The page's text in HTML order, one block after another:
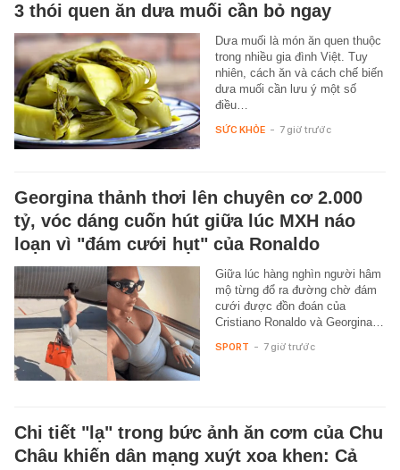
3 thói quen ăn dưa muối cần bỏ ngay
Dưa muối là món ăn quen thuộc
trong nhiều gia đình Việt. Tuy
nhiên, cách ăn và cách chế biến
dưa muối cần lưu ý một số
điều…
SỨC KHỎE - 7 giờ trước
Georgina thảnh thơi lên chuyên cơ 2.000
tỷ, vóc dáng cuốn hút giữa lúc MXH náo
loạn vì "đám cưới hụt" của Ronaldo
Giữa lúc hàng nghìn người hâm
mộ từng đổ ra đường chờ đám
cưới được đồn đoán của
Cristiano Ronaldo và Georgina…
SPORT - 7 giờ trước
Chi tiết "lạ" trong bức ảnh ăn cơm của Chu
Châu khiến dân mạng xuýt xoa khen: Cả